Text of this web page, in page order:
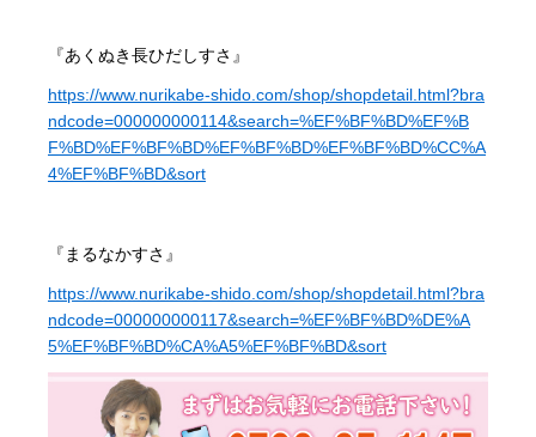
『あくぬき長ひだしすさ』
https://www.nurikabe-shido.com/shop/shopdetail.html?bra
ndcode=000000000114&search=%EF%BF%BD%EF%B
F%BD%EF%BF%BD%EF%BF%BD%EF%BF%BD%CC%A
4%EF%BF%BD&sort
『まるなかすさ』
https://www.nurikabe-shido.com/shop/shopdetail.html?bra
ndcode=000000000117&search=%EF%BF%BD%DE%A
5%EF%BF%BD%CA%A5%EF%BF%BD&sort